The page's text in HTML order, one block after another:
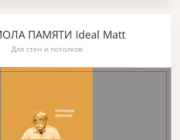
ПАМЯТИ Ideal Matt
Для стен и потолков